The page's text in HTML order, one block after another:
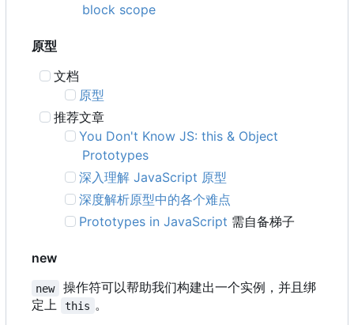
block scope
原型
文档
原型
推荐文章
You Don't Know JS: this & Object
Prototypes
深入理解 JavaScript 原型
深度解析原型中的各个难点
Prototypes in JavaScript 需自备梯子
new
new
操作符可以帮助我们构建出一个实例，并且绑
定上
this 。